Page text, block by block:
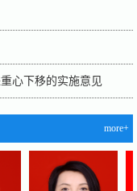
心下移的实施意见
more+